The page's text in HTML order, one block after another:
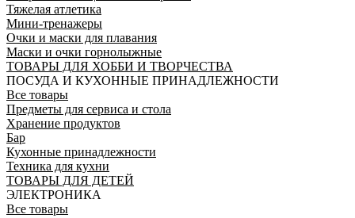
Тяжелая атлетика
Мини-тренажеры
Очки и маски для плавания
Маски и очки горнолыжные
ТОВАРЫ ДЛЯ ХОББИ И ТВОРЧЕСТВА
ПОСУДА И КУХОННЫЕ ПРИНАДЛЕЖНОСТИ
Все товары
Предметы для сервиса и стола
Хранение продуктов
Бар
Кухонные принадлежности
Техника для кухни
ТОВАРЫ ДЛЯ ДЕТЕЙ
ЭЛЕКТРОНИКА
Все товары